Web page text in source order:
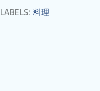
LABELS: 料理